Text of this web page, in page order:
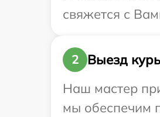
свяжется с
2
Выезд
Наш мастер
мы обеспечим